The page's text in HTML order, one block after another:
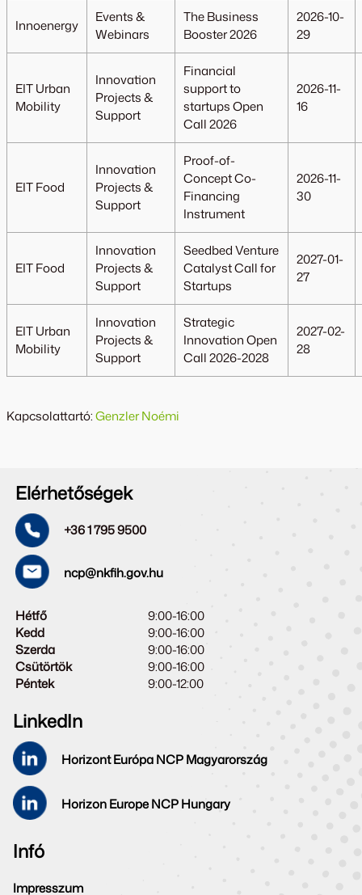
Innoenergy
Events &
Webinars
The Business
Booster 2026
2026-10-
29
EIT Urban
Mobility
Innovation
Projects &
Support
Financial
support to
startups Open
Call 2026
2026-11-
16
EIT Food
Innovation
Projects &
Support
Proof-of-
Concept Co-
Financing
Instrument
2026-11-
30
EIT Food
Innovation
Projects &
Support
Seedbed Venture
Catalyst Call for
Startups
2027-01-
27
EIT Urban
Mobility
Innovation
Projects &
Support
Strategic
Innovation Open
Call 2026-2028
2027-02-
28
Kapcsolattartó:Genzler Noémi
Elérhetőségek
+36 1 795 9500
ncp@nkfih.gov.hu
Hétfő
9:00-16:00
Kedd
9:00-16:00
Szerda
9:00-16:00
Csütörtök
9:00-16:00
Péntek
9:00-12:00
LinkedIn
Horizont Európa NCP Magyarország
Horizon Europe NCP Hungary
Infó
Impresszum